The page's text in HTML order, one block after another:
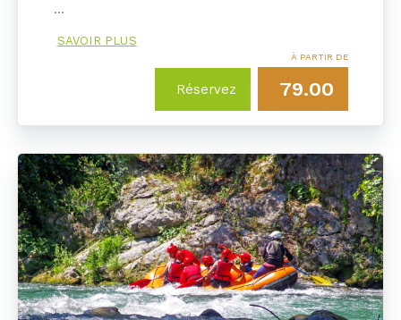
…
SAVOIR PLUS
Réservez
À PARTIR DE
79.00